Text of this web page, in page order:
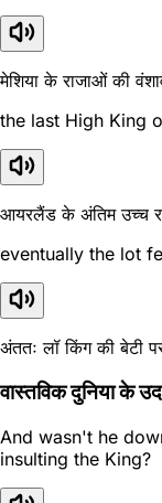
मेशिया के राजाओं की
the last High King
आयरलैंड के अंतिम उच्च
eventually the lot
अंततः लॉ किंग की बेटी
वास्तविक दुनिया के
And wasn't he
insulting the King?